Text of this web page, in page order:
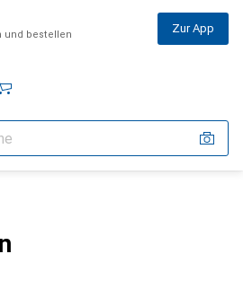
und bestellen Zur App